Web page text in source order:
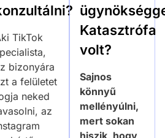
TikTok
bizonyára
a felületet
neked
az
Katasztrófa
volt?
Sajnos
könnyű
mellényúlni,
mert sokan
hiszik, hogy